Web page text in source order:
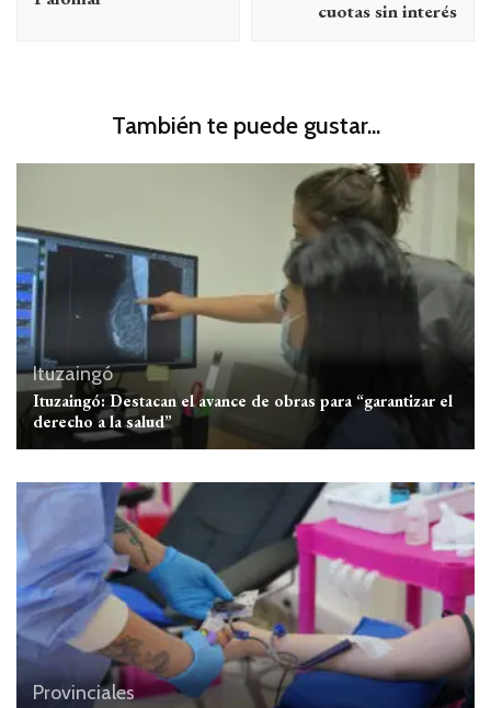
cuotas sin interés
También te puede gustar...
Ituzaingó
Ituzaingó: Destacan el avance de obras para “garantizar el
derecho a la salud”
Provinciales